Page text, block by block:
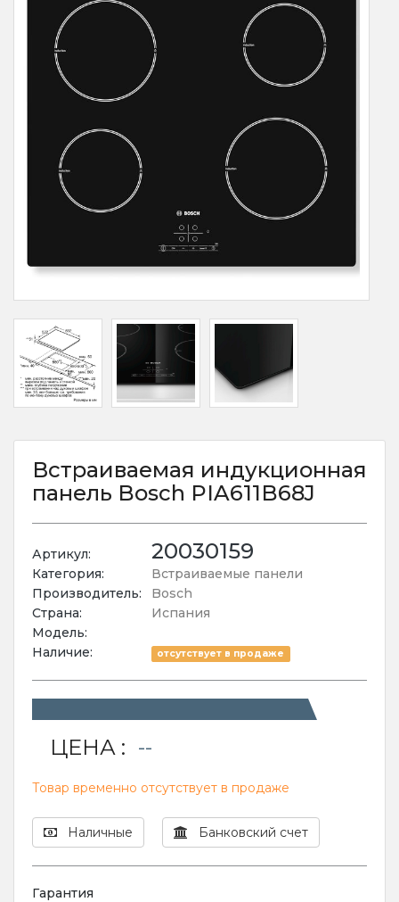
Встраиваемая индукционная
панель Bosch PIA611B68J
Артикул: 20030159
Категория:
Встраиваемые панели
Производитель:
Bosch
Страна:
Испания
Модель:
Наличие:
отсутствует в продаже
ЦЕНА : --
Товар временно отсутствует в продаже
Наличные Банковский счет
Гарантия